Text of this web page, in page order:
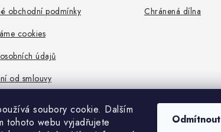
soubory cookie. Dalším
tohoto webu vyjadřujete
Odmítnout
obchodní podmínky
cookies
údajů
od smlouvy
Chránená dílna